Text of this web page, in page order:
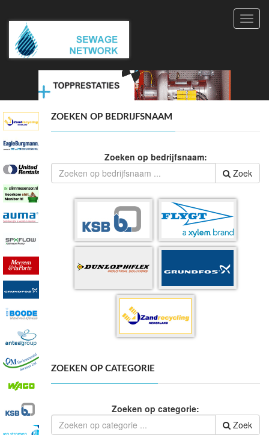
ZOEKEN OP BEDRIJFSNAAM
Zoeken op bedrijfsnaam:
Zoek
ZOEKEN OP CATEGORIE
Zoeken op categorie:
Zoek